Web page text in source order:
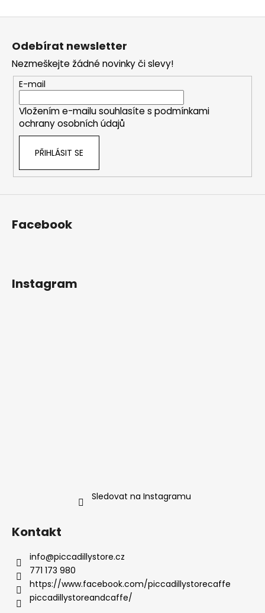
Z
Odebírat newsletter
Nezmeškejte žádné novinky či slevy!
E-mail
Vložením e-mailu souhlasíte s podmínkami
ochrany osobních údajů
PŘIHLÁSIT SE
Facebook
Instagram
Sledovat na Instagramu
Kontakt
info@piccadillystore.cz
771 173 980
https://www.facebook.com/piccadillystorecaffe
piccadillystoreandcaffe/